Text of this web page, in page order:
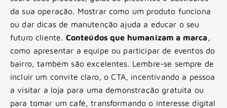
da sua operação. Mostrar como um produto funciona
ou dar dicas de manutenção ajuda a educar o seu
futuro cliente. Conteúdos que humanizam a marca ,
como apresentar a equipe ou participar de eventos do
bairro, também são excelentes. Lembre-se sempre de
incluir um convite claro, o CTA, incentivando a pessoa
a visitar a loja para uma demonstração gratuita ou
para tomar um café, transformando o interesse digital